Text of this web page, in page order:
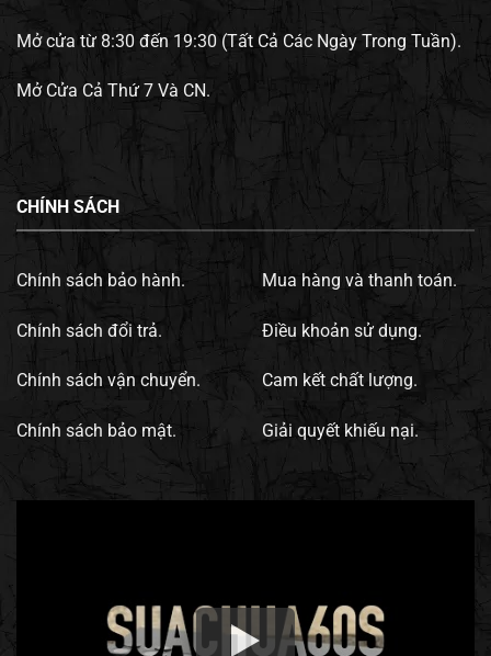
Mở cửa từ 8:30 đến 19:30 (Tất Cả Các Ngày Trong Tuần).
Mở Cửa Cả Thứ 7 Và CN.
CHÍNH SÁCH
Chính sách bảo hành.
Chính sách đổi trả.
Chính sách vận chuyển.
Chính sách bảo mật.
Mua hàng và thanh toán.
Điều khoản sử dụng.
Cam kết chất lượng.
Giải quyết khiếu nại.